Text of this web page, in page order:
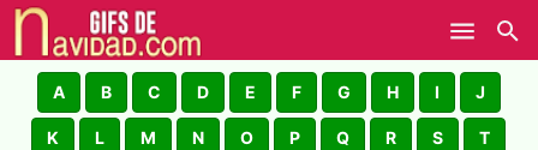
Skip to main content
A B C D E F G H I J
K L M N O P Q R S T